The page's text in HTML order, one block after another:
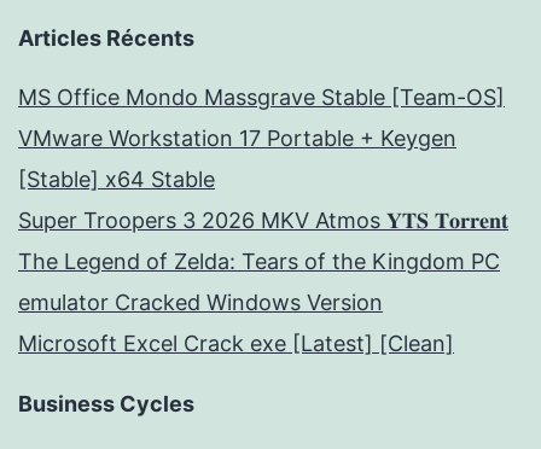
Articles Récents
MS Office Mondo Massgrave Stable [Team-OS]
VMware Workstation 17 Portable + Keygen
[Stable] x64 Stable
Super Troopers 3 2026 MKV Atmos 𝐘𝐓𝐒 𝐓𝐨𝐫𝐫𝐞𝐧𝐭
The Legend of Zelda: Tears of the Kingdom PC
emulator Cracked Windows Version
Microsoft Excel Crack exe [Latest] [Clean]
Business Cycles